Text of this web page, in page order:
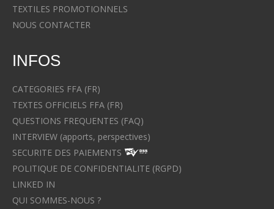
TEXTILES PROMOTIONNELS
NOUS CONTACTER
INFOS
CATEGORIES FFA (FR)
TEXTES OFFICIELS FFA (FR)
QUESTIONS FREQUENTES (FAQ)
INTERVIEW (apports, perspectives)
SECURITE DES PAIEMENTS
POLITIQUE DE CONFIDENTIALITE (RGPD)
LINKED IN
QUI SOMMES-NOUS ?